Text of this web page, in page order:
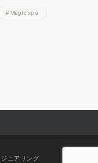
Magic xpa
ニアリング